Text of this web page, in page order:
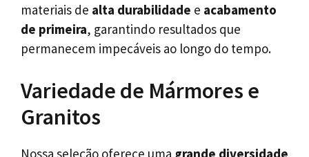
materiais de alta durabilidade e acabamento
de primeira, garantindo resultados que
permanecem impecáveis ao longo do tempo.
Variedade de Mármores e
Granitos